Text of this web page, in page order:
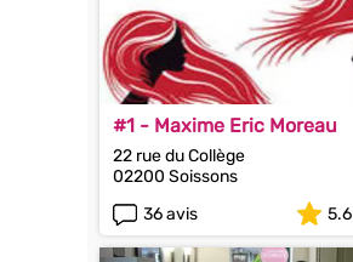
#1 - Maxime Eric Moreau
22 rue du Collège
02200 Soissons
36 avis
5.6